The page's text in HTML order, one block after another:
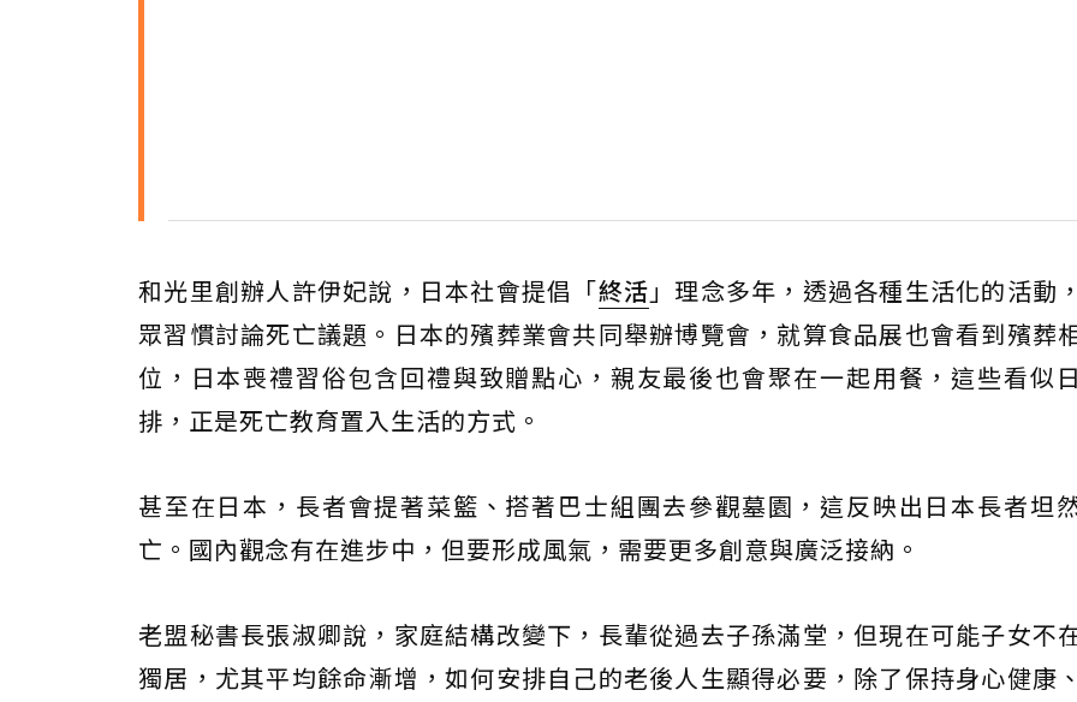
和光里創辦人許伊妃說，日本社會提倡「終活 」理念多年，透過各種生活化的活動
眾習慣討論死亡議題。日本的殯葬業會共同舉辦博覽會，就算食品展也會看到殯葬
位，日本喪禮習俗包含回禮與致贈點心，親友最後也會聚在一起用餐，這些看似
排，正是死亡教育置入生活的方式。
甚至在日本，長者會提著菜籃、搭著巴士組團去參觀墓園，這反映出日本長者坦
亡。國內觀念有在進步中，但要形成風氣，需要更多創意與廣泛接納。
老盟秘書長張淑卿說，家庭結構改變下，長輩從過去子孫滿堂，但現在可能子女不
獨居，尤其平均餘命漸增，如何安排自己的老後人生顯得必要，除了保持身心健康